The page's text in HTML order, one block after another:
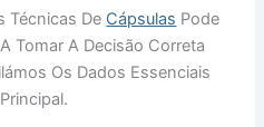
Técnicas De Cápsulas Pode
Tomar A Decisão Correta
Os Dados Essenciais